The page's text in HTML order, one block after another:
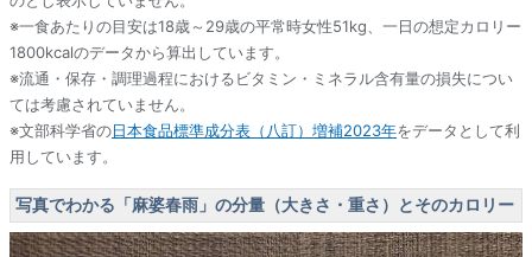
※一食あたりの目安は18歳～29歳の平常時女性51kg、一日の想定カロリー
1800kcalのデータから算出しています。
※流通・保存・調理過程におけるビタミン・ミネラル含有量の損失につい
ては考慮されていません。
※文部科学省の日本食品標準成分表（八訂）増補2023年をデータとして利
用しています。
写真でわかる「麻婆春雨」の分量（大きさ・重さ）とそのカロリー